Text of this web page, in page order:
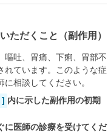
ただくこと（副作用）
嘔吐、胃痛、下痢、胃部不
れています。このような症
相談してください。
内に示した副作用の初期
に医師の診療を受けてくだ